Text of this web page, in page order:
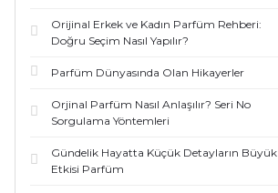
Orijinal Erkek ve Kadın Parfüm Rehberi:
Doğru Seçim Nasıl Yapılır?
Parfüm Dünyasında Olan Hikayerler
Orjinal Parfüm Nasıl Anlaşılır? Seri No
Sorgulama Yöntemleri
Gündelik Hayatta Küçük Detayların Büyük
Etkisi Parfüm